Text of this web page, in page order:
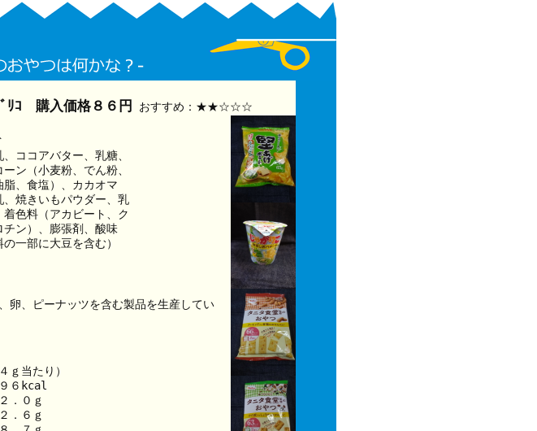
ﾘｺ 購入価格８６円 おすすめ：★★☆☆☆
ココアバター、乳糖、
ン（小麦粉、でん粉、
脂、食塩）、カカオマ
、焼きいもパウダー、乳
着色料（アカビート、ク
チン）、膨張剤、酸味
一部に大豆を含む）
卵、ピーナッツを含む製品を生産してい
ｇ当たり）
６kcal
．０ｇ
．６ｇ